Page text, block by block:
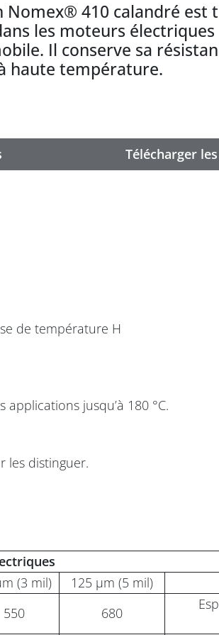
410 calandré est
les moteurs
Il conserve sa
haute température.
Télécharger
de température H
jusqu’à 180 °C.
les distinguer.
(3 mil) 125 µm (5 mil)
550 680